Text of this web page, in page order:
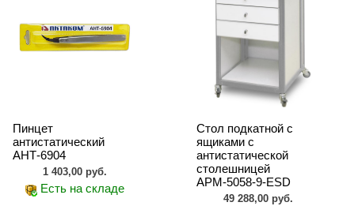
Пинцет
антистатический
АНТ-6904
1 403,00 руб.
Есть на складе
Стол подкатной с
ящиками с
антистатической
столешницей
АРМ-5058-9-ESD
49 288,00 руб.